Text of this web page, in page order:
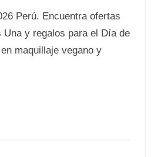
Perú. Encuentra ofertas
y regalos para el Día de
maquillaje vegano y